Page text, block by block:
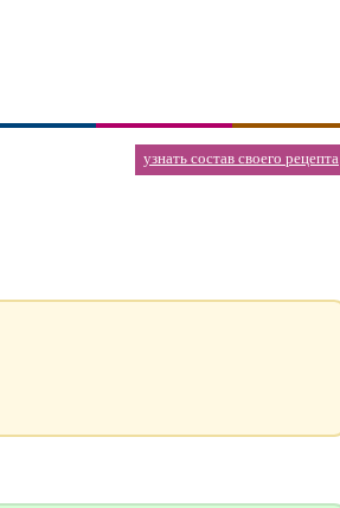
узнать состав своего рецепта